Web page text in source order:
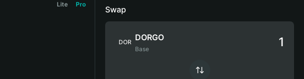
Lite Pro
Swap
DOR DORGO
Base